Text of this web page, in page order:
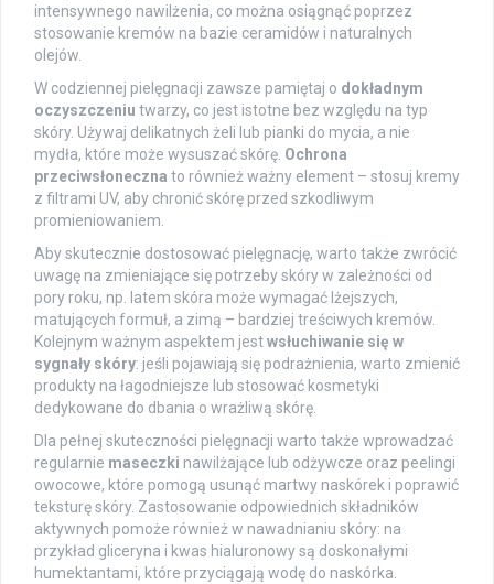
intensywnego nawilżenia, co można osiągnąć poprzez
stosowanie kremów na bazie ceramidów i naturalnych
olejów.
W codziennej pielęgnacji zawsze pamiętaj o dokładnym
oczyszczeniu twarzy, co jest istotne bez względu na typ
skóry. Używaj delikatnych żeli lub pianki do mycia, a nie
mydła, które może wysuszać skórę. Ochrona
przeciwsłoneczna to również ważny element – stosuj kremy
z filtrami UV, aby chronić skórę przed szkodliwym
promieniowaniem.
Aby skutecznie dostosować pielęgnację, warto także zwrócić
uwagę na zmieniające się potrzeby skóry w zależności od
pory roku, np. latem skóra może wymagać lżejszych,
matujących formuł, a zimą – bardziej treściwych kremów.
Kolejnym ważnym aspektem jestwsłuchiwanie się w
sygnały skóry: jeśli pojawiają się podrażnienia, warto zmienić
produkty na łagodniejsze lub stosować kosmetyki
dedykowane do dbania o wrażliwą skórę.
Dla pełnej skuteczności pielęgnacji warto także wprowadzać
regularnie maseczki nawilżające lub odżywcze oraz peelingi
owocowe, które pomogą usunąć martwy naskórek i poprawić
teksturę skóry. Zastosowanie odpowiednich składników
aktywnych pomoże również w nawadnianiu skóry: na
przykład gliceryna i kwas hialuronowy są doskonałymi
humektantami, które przyciągają wodę do naskórka.